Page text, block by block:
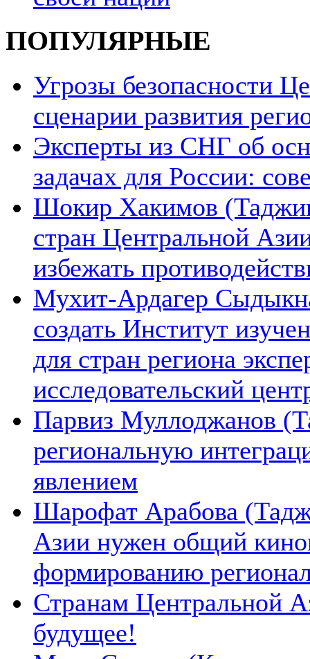
ПОПУЛЯРНЫЕ
Угрозы безопасности
сценарии развития
Эксперты из СНГ об
задачах для России:
Шокир Хакимов
стран Центральной
избежать
Мухит-Ардагер
создать Институт
для стран региона
исследовательский
Парвиз Муллоджанов
региональную
явлением
Шарофат Арабова
Азии нужен общий
формированию
Странам Центральной
будущее!